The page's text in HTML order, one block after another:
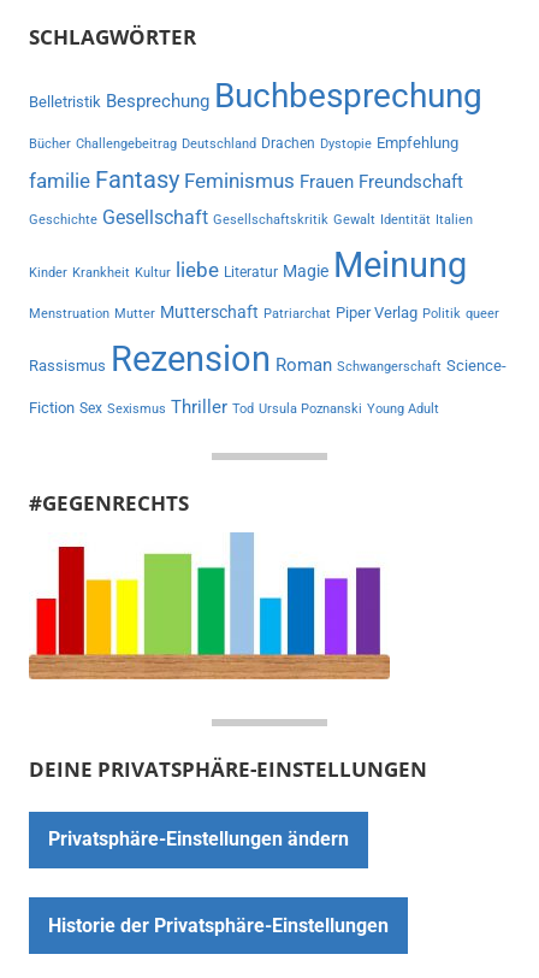
SCHLAGWÖRTER
Belletristik Besprechung Buchbesprechung
Bücher Challengebeitrag Deutschland Drachen Dystopie Empfehlung
familie Fantasy Feminismus Frauen Freundschaft
Geschichte Gesellschaft Gesellschaftskritik Gewalt Identität Italien
Kinder Krankheit Kultur liebe Literatur Magie Meinung
Menstruation Mutter Mutterschaft Patriarchat Piper Verlag Politik queer
Rassismus Rezension Roman Schwangerschaft Science-
Fiction Sex Sexismus Thriller Tod Ursula Poznanski Young Adult
#GEGENRECHTS
DEINE PRIVATSPHÄRE-EINSTELLUNGEN
Privatsphäre-Einstellungen ändern
Historie der Privatsphäre-Einstellungen